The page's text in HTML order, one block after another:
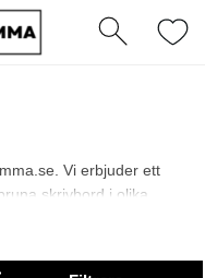
Vi erbjuder ett
skrivbord i olika
skrivbord. I sortimentet
Trevlig shopping!